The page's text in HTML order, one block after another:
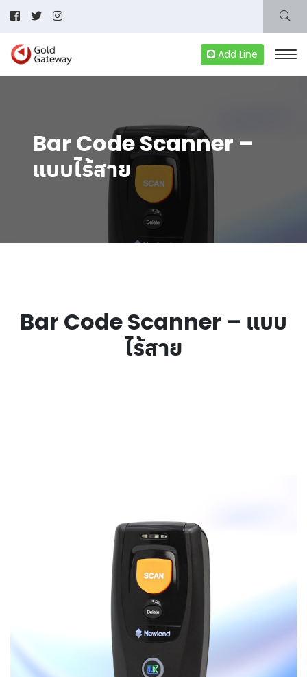
Add Line
Bar Code Scanner –
แบบไร้สาย
Bar Code Scanner – แบบ
ไร้สาย